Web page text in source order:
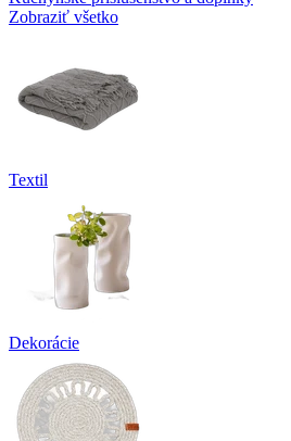
Zobraziť všetko
Textil
Dekorácie